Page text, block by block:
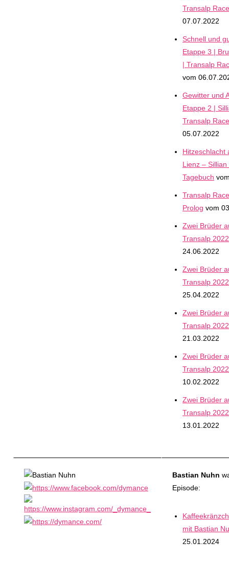
Transalp
07.07.2022
Schnell und
Etappe 3 |
| Transalp
vom
Gewitter und
Etappe 2 |
Transalp
05.07.2022
Hitzeschlacht
Lienz –
Tagebuch
Transalp
Prolog vom
Zwei Brüder
Transalp
24.06.2022
Zwei Brüder
Transalp
25.04.2022
Zwei Brüder
Transalp
21.03.2022
Zwei Brüder
Transalp
10.02.2022
Zwei Brüder
Transalp
13.01.2022
Bastian Nuhn
Episode:
mit Bastian
25.01.2024